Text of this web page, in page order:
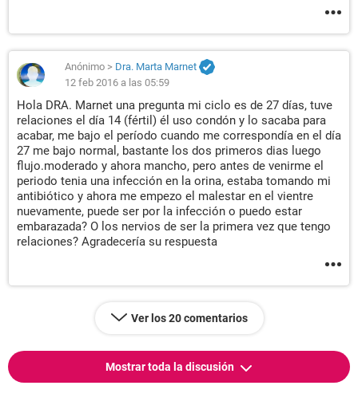
Anónimo > Dra. Marta Marnet
12 feb 2016 a las 05:59
Hola DRA. Marnet una pregunta mi ciclo es de 27 días, tuve
relaciones el día 14 (fértil) él uso condón y lo sacaba para
acabar, me bajo el período cuando me correspondía en el día
27 me bajo normal, bastante los dos primeros dias luego
flujo.moderado y ahora mancho, pero antes de venirme el
periodo tenia una infección en la orina, estaba tomando mi
antibiótico y ahora me empezo el malestar en el vientre
nuevamente, puede ser por la infección o puedo estar
embarazada? O los nervios de ser la primera vez que tengo
relaciones? Agradecería su respuesta
Ver los 20 comentarios
Mostrar toda la discusión